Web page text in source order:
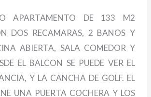
APARTAMENTO DE 133 M2
DOS RECAMARAS, 2 BANOS Y
ABIERTA, SALA COMEDOR Y
EL BALCON SE PUEDE VER EL
Y LA CANCHA DE GOLF. EL
UNA PUERTA COCHERA Y LOS